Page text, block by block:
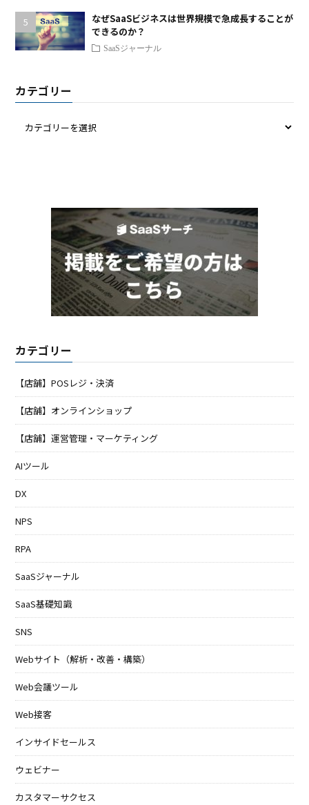
なぜSaaSビジネスは世界規模で急成長することが
できるのか？
SaaSジャーナル
カテゴリー
カテゴリー
【店舗】POSレジ・決済
【店舗】オンラインショップ
【店舗】運営管理・マーケティング
AIツール
DX
NPS
RPA
SaaSジャーナル
SaaS基礎知識
SNS
Webサイト（解析・改善・構築）
Web会議ツール
Web接客
インサイドセールス
ウェビナー
カスタマーサクセス